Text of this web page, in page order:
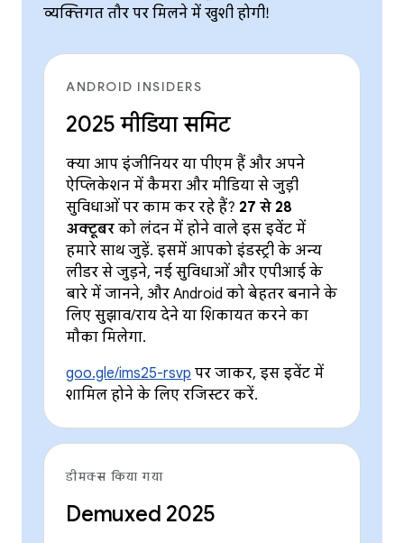
व्यक्तिगत तौर पर मिलने में खुशी होगी!
ANDROID INSIDERS
2025 मीडिया समिट
क्या आप इंजीनियर या पीएम हैं और अपने
ऐप्लिकेशन में कैमरा और मीडिया से जुड़ी
सुविधाओं पर काम कर रहे हैं? 27 से 28
अक्टूबर को लंदन में होने वाले इस इवेंट में
हमारे साथ जुड़ें. इसमें आपको इंडस्ट्री के अन्य
लीडर से जुड़ने, नई सुविधाओं और एपीआई के
बारे में जानने, और Android को बेहतर बनाने के
लिए सुझाव/राय देने या शिकायत करने का
मौका मिलेगा.
goo.gle/ims25-rsvp पर जाकर, इस इवेंट में
शामिल होने के लिए रजिस्टर करें.
डीमक्स किया गया
Demuxed 2025